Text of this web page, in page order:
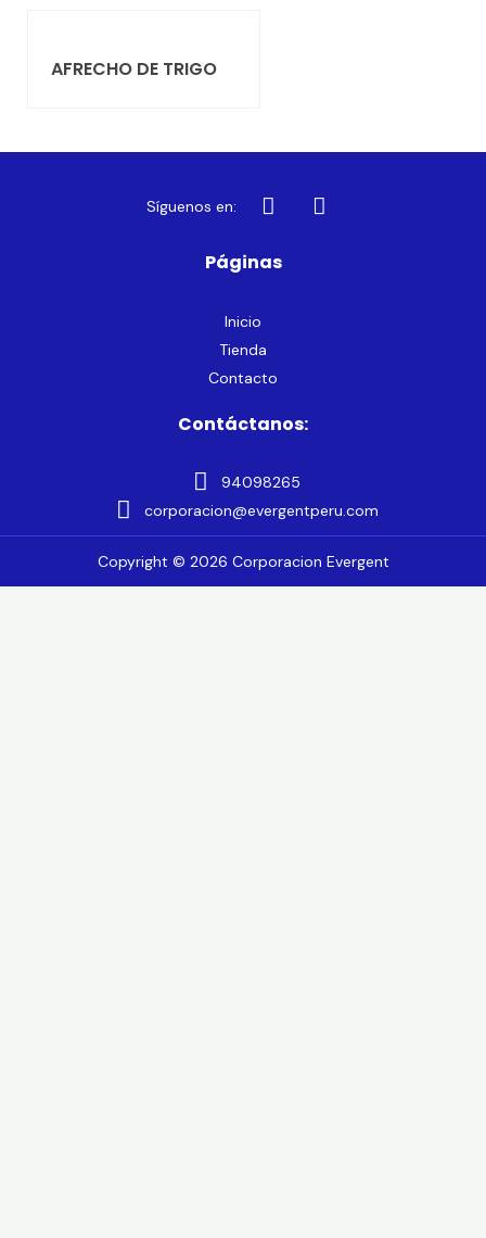
AFRECHO DE TRIGO
Síguenos en:
Páginas
Inicio
Tienda
Contacto
Contáctanos:
94098265
corporacion@evergentperu.com
Copyright © 2026 Corporacion Evergent